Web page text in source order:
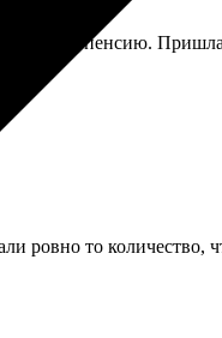
на пенсию.
ровно то